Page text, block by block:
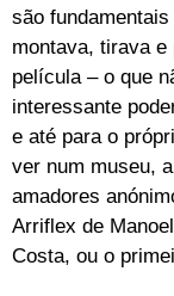
são
montava, tirava e
película – o que
interessante
e até para o
ver num museu,
amadores
Arriflex de
Costa, ou o